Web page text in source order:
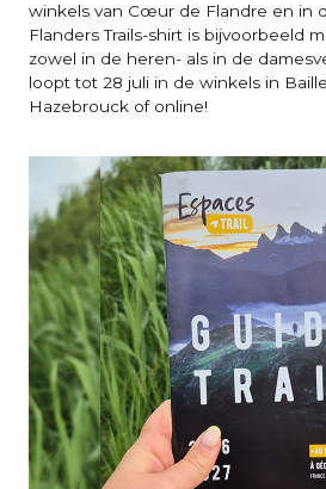
winkels van Cœur de Flandre en in
Flanders Trails-shirt is bijvoorbeeld
zowel in de heren- als in de
loopt tot 28 juli in de winkels in
Hazebrouck of online!